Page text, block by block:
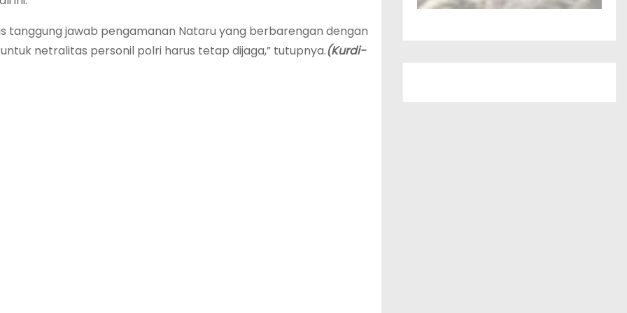
tanggung jawab pengamanan Nataru yang berbarengan dengan
netralitas personil polri harus tetap dijaga,” tutupnya.(Kurdi-